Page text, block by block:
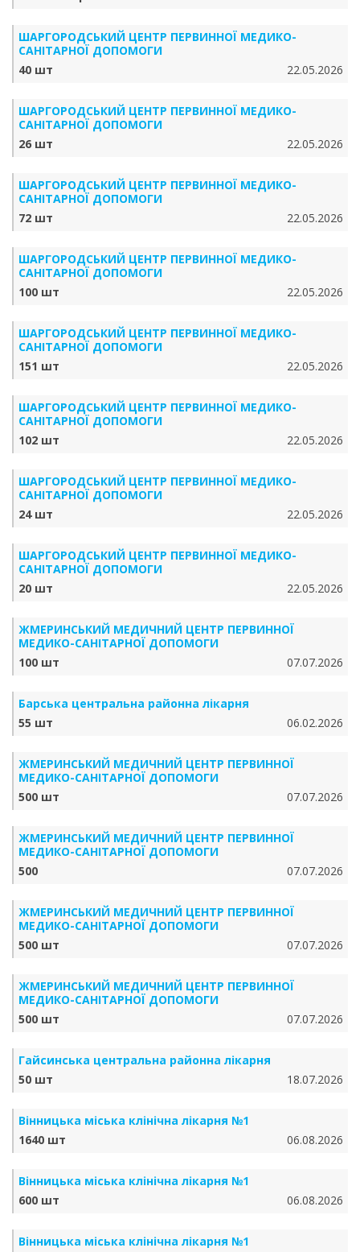
ШАРГОРОДСЬКИЙ ЦЕНТР ПЕРВИННОЇ МЕДИКО-
САНІТАРНОЇ ДОПОМОГИ
40 шт
22.05.2026
ШАРГОРОДСЬКИЙ ЦЕНТР ПЕРВИННОЇ МЕДИКО-
САНІТАРНОЇ ДОПОМОГИ
26 шт
22.05.2026
ШАРГОРОДСЬКИЙ ЦЕНТР ПЕРВИННОЇ МЕДИКО-
САНІТАРНОЇ ДОПОМОГИ
72 шт
22.05.2026
ШАРГОРОДСЬКИЙ ЦЕНТР ПЕРВИННОЇ МЕДИКО-
САНІТАРНОЇ ДОПОМОГИ
100 шт
22.05.2026
ШАРГОРОДСЬКИЙ ЦЕНТР ПЕРВИННОЇ МЕДИКО-
САНІТАРНОЇ ДОПОМОГИ
151 шт
22.05.2026
ШАРГОРОДСЬКИЙ ЦЕНТР ПЕРВИННОЇ МЕДИКО-
САНІТАРНОЇ ДОПОМОГИ
102 шт
22.05.2026
ШАРГОРОДСЬКИЙ ЦЕНТР ПЕРВИННОЇ МЕДИКО-
САНІТАРНОЇ ДОПОМОГИ
24 шт
22.05.2026
ШАРГОРОДСЬКИЙ ЦЕНТР ПЕРВИННОЇ МЕДИКО-
САНІТАРНОЇ ДОПОМОГИ
20 шт
22.05.2026
ЖМЕРИНСЬКИЙ МЕДИЧНИЙ ЦЕНТР ПЕРВИННОЇ
МЕДИКО-САНІТАРНОЇ ДОПОМОГИ
100 шт
07.07.2026
Барська центральна районна лікарня
55 шт
06.02.2026
ЖМЕРИНСЬКИЙ МЕДИЧНИЙ ЦЕНТР ПЕРВИННОЇ
МЕДИКО-САНІТАРНОЇ ДОПОМОГИ
500 шт
07.07.2026
ЖМЕРИНСЬКИЙ МЕДИЧНИЙ ЦЕНТР ПЕРВИННОЇ
МЕДИКО-САНІТАРНОЇ ДОПОМОГИ
500
07.07.2026
ЖМЕРИНСЬКИЙ МЕДИЧНИЙ ЦЕНТР ПЕРВИННОЇ
МЕДИКО-САНІТАРНОЇ ДОПОМОГИ
500 шт
07.07.2026
ЖМЕРИНСЬКИЙ МЕДИЧНИЙ ЦЕНТР ПЕРВИННОЇ
МЕДИКО-САНІТАРНОЇ ДОПОМОГИ
500 шт
07.07.2026
Гайсинська центральна районна лікарня
50 шт
18.07.2026
Вінницька міська клінічна лікарня №1
1640 шт
06.08.2026
Вінницька міська клінічна лікарня №1
600 шт
06.08.2026
Вінницька міська клінічна лікарня №1